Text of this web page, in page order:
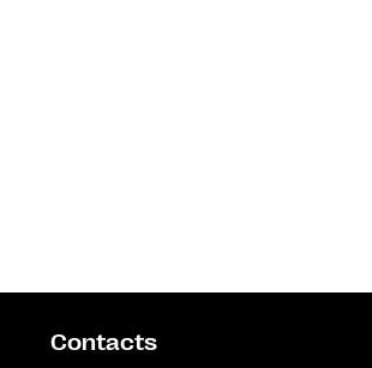
Contacts